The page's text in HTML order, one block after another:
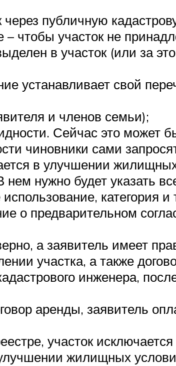
публичную
чтобы участок не
в участок (или за
устанавливает свой
и членов семьи);
Сейчас это может
чиновники сами
в улучшении
нем нужно будет указать
категория и
о предварительном
а заявитель имеет
участка, а также
инженера,
аренды, заявитель
участок
жилищных